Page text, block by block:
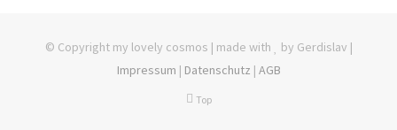
© Copyright my lovely cosmos | made with
by Gerdislav |
Impressum | Datenschutz | AGB
Top